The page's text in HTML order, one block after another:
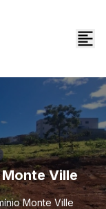
Ville
Monte Ville